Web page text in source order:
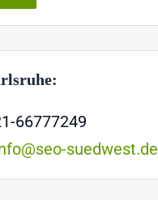
66777249
suedwest.de